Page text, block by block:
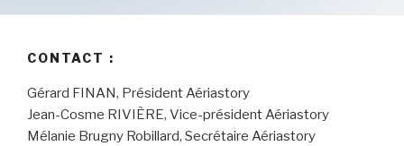
CONTACT :
Gérard FINAN, Président Aériastory
Jean-Cosme RIVIÈRE, Vice-président Aériastory
Mélanie Brugny Robillard, Secrétaire Aériastory